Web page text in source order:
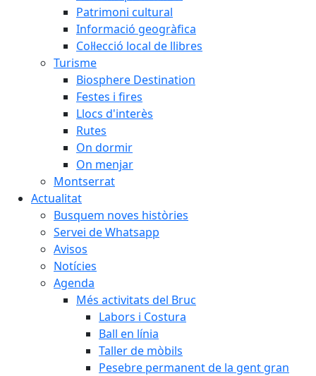
Patrimoni cultural
Informació geogràfica
Col·lecció local de llibres
Turisme
Biosphere Destination
Festes i fires
Llocs d'interès
Rutes
On dormir
On menjar
Montserrat
Actualitat
Busquem noves històries
Servei de Whatsapp
Avisos
Notícies
Agenda
Més activitats del Bruc
Labors i Costura
Ball en línia
Taller de mòbils
Pesebre permanent de la gent gran